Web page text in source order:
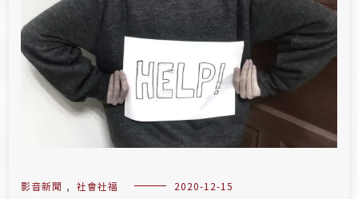
影音新聞 , 社會社福 2020-12-15